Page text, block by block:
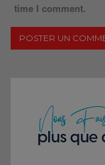
time I comment.